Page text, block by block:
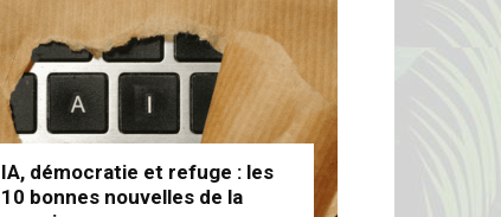
IA, démocratie et refuge : les
10 bonnes nouvelles de la